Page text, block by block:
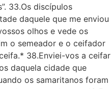
33.Os discípulos
daquele que me enviou
olhos e vede os
o semeador e o ceifador
38.Enviei-vos a ceifar
daquela cidade que
os samaritanos foram